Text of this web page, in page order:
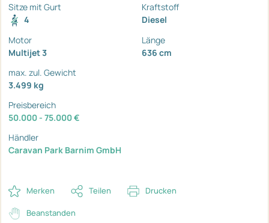
Sitze mit Gurt
4
Kraftstoff
Diesel
Motor
Multijet 3
Länge
636 cm
max. zul. Gewicht
3.499 kg
Preisbereich
50.000 - 75.000 €
Händler
Caravan Park Barnim GmbH
Merken Teilen Drucken
Beanstanden